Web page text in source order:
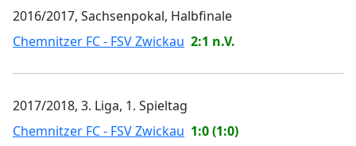
2016/2017, Sachsenpokal, Halbfinale
Chemnitzer FC - FSV Zwickau 2:1 n.V.
2017/2018, 3. Liga, 1. Spieltag
Chemnitzer FC - FSV Zwickau 1:0 (1:0)